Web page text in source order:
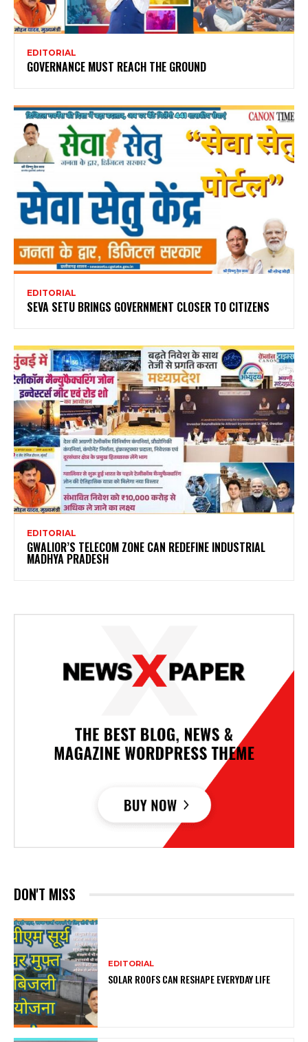
EDITORIAL
GOVERNANCE MUST REACH THE GROUND
EDITORIAL
SEVA SETU BRINGS GOVERNMENT CLOSER TO CITIZENS
EDITORIAL
GWALIOR’S TELECOM ZONE CAN REDEFINE INDUSTRIAL
MADHYA PRADESH
DON'T MISS
EDITORIAL
SOLAR ROOFS CAN RESHAPE EVERYDAY LIFE